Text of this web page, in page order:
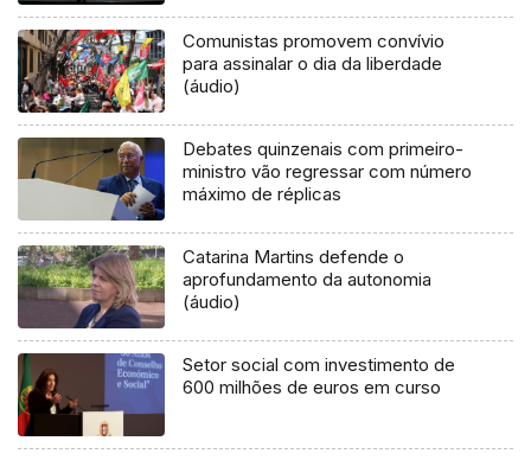
Comunistas promovem convívio
para assinalar o dia da liberdade
(áudio)
Debates quinzenais com primeiro-
ministro vão regressar com número
máximo de réplicas
Catarina Martins defende o
aprofundamento da autonomia
(áudio)
Setor social com investimento de
600 milhões de euros em curso